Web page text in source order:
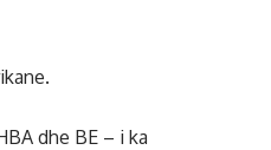
dhe BE – i ka